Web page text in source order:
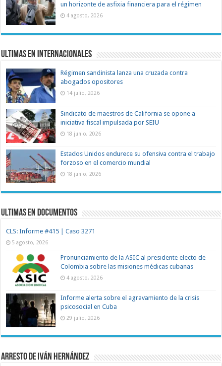
un horizonte de asfixia financiera para el régimen
4 agosto, 2026
Ultimas en Internacionales
Régimen sandinista lanza una cruzada contra
abogados opositores
14 julio, 2026
Sindicato de maestros de California se opone a
iniciativa fiscal impulsada por SEIU
18 junio, 2026
Estados Unidos endurece su ofensiva contra el trabajo
forzoso en el comercio mundial
18 junio, 2026
Ultimas en documentos
CLS: Informe #415 | Caso 3271
5 agosto, 2026
Pronunciamiento de la ASIC al presidente electo de
Colombia sobre las misiones médicas cubanas
4 agosto, 2026
Informe alerta sobre el agravamiento de la crisis
psicosocial en Cuba
29 julio, 2026
Arresto de Iván Hernández